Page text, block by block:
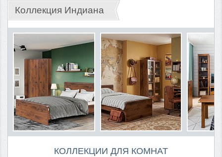
Коллекция Индиана
КОЛЛЕКЦИИ ДЛЯ КОМНАТ